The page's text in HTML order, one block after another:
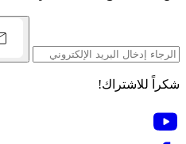
شكراً للاشتراك!